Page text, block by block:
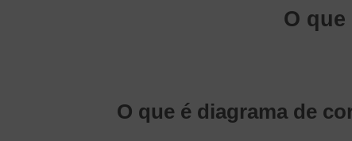
O
O que é diagrama de